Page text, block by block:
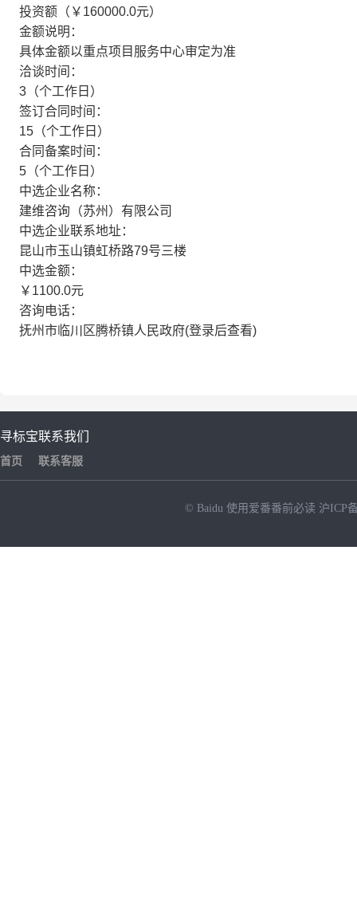
投资额（￥160000.0元）
金额说明：
具体金额以重点项目服务中心审定为准
洽谈时间：
3（个工作日）
签订合同时间：
15（个工作日）
合同备案时间：
5（个工作日）
中选企业名称：
建维咨询（苏州）有限公司
中选企业联系地址：
昆山市玉山镇虹桥路79号三楼
中选金额：
￥1100.0元
咨询电话：
抚州市临川区腾桥镇人民政府(登录后查看)
寻标宝
首页
联系我们
联系客服
© Baidu 使用爱番番前必读 沪ICP